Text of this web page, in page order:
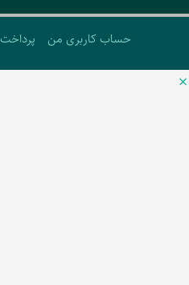
حساب کاربری من پرداخت